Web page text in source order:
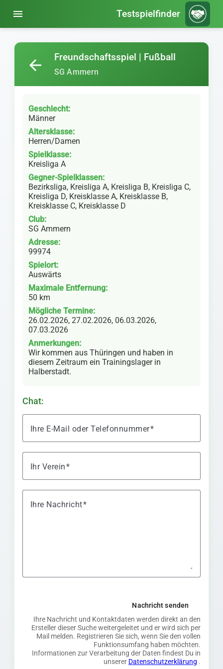
menu Testspielfinder
Freundschaftsspiel | Fußball
SG Ammern
arrow_back
Geschlecht:
Männer
Altersklasse:
Herren/Damen
Spielklasse:
Kreisliga A
Gegner-Spielklassen:
Bezirksliga, Kreisliga A, Kreisliga B, Kreisliga C,
Kreisliga D, Kreisklasse A, Kreisklasse B,
Kreisklasse C, Kreisklasse D
Club:
SG Ammern
Adresse:
99974
Spielort:
Auswärts
Maximale Entfernung:
50 km
Mögliche Termine:
26.02.2026, 27.02.2026, 06.03.2026,
07.03.2026
Anmerkungen:
Wir kommen aus Thüringen und haben in
diesem Zeitraum ein Trainingslager in
Halberstadt.
Chat:
Ihre E-Mail oder Telefonnummer
Ihr Verein
Ihre Nachricht
Nachricht senden
Ihre Nachricht und Kontaktdaten werden direkt an den
Ersteller dieser Suche weitergeleitet und er wird sich per
Mail melden. Registrieren Sie sich, wenn Sie den vollen
Funktionsumfang haben möchten.
Informationen zur Verarbeitung der Daten findest Du in
unserer Datenschutzerklärung .